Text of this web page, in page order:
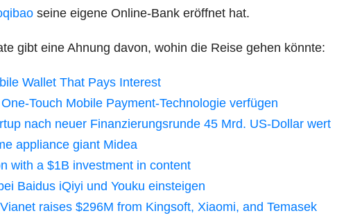
sei­ne eige­ne Online-Bank eröff­net hat.
gibt eine Ahnung davon, wohin die Rei­se gehen könnte:
Wal­let That Pays Interest
Touch Mobi­le Pay­ment-Tech­no­lo­gie verfügen
nach neu­er Finan­zie­rungs­run­de 45 Mrd. US-Dol­lar wert
appli­ance giant Midea
with a $1B invest­ment in content
Bai­dus iQiyi und You­ku einsteigen
rai­ses $296M from King­soft, Xiao­mi, and Temasek